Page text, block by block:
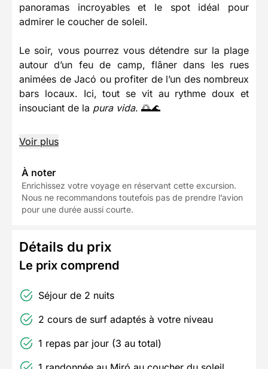
panoramas incroyables et le spot idéal pour
admirer le coucher de soleil.
Le soir, vous pourrez vous détendre sur la plage
autour d’un feu de camp, flâner dans les rues
animées de Jacó ou profiter de l’un des nombreux
bars locaux. Ici, tout se vit au rythme doux et
insouciant de la pura vida. 🌅🌊
Voir plus
À noter
Enrichissez votre voyage en réservant cette excursion.
Nous ne recommandons toutefois pas de prendre l’avion
pour une durée aussi courte.
Détails du prix
Le prix comprend
Séjour de 2 nuits
2 cours de surf adaptés à votre niveau
1 repas par jour (3 au total)